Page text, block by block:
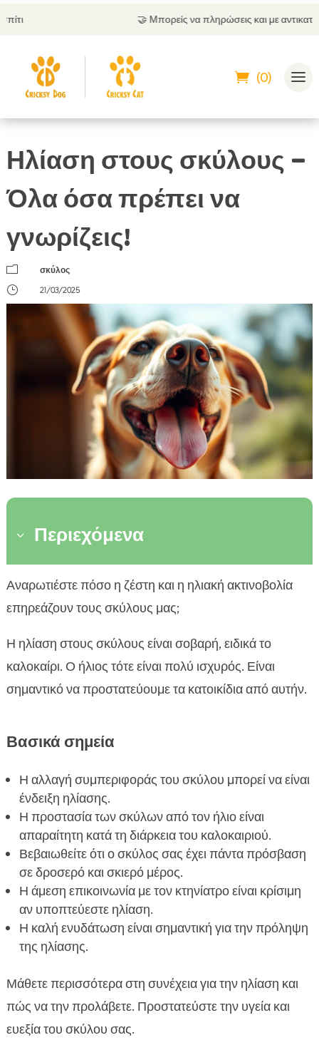
Μπορείς να πληρώσεις και με αντικαταβολή
(0)
Ηλίαση στους σκύλους –
Όλα όσα πρέπει να
γνωρίζεις!
m
σκύλος
}
21/03/2025
3 Περιεχόμενα
 Τι είναι η ηλίαση στους σκύλους
 Αίτια της ηλίασης στους σκύλους
Τι να κάνετε αν ο σκύλος σας πάθει ηλίαση
 Πώς να προστατέψετε το σκύλο σας από τον
ήλιο
Καλές συνήθεις κατά τις ζεστές περιόδους
τον κτηνίατρο
 Επιπτώσεις της ηλιακής ακτινοβολίας στους
σκύλους
 Υποψία ηλίασης σε σκύλο: Συμπτώματα και
ενδείξεις
Διατροφή και προστασία από ηλίαση
CricksyDog προϊόντα για την ευεξία των
σκύλων
 Επιλογή και χρήση αντηλιακών για σκύλους
ήλιο
 FAQ
Αναρωτιέστε πόσο η ζέστη και η ηλιακή ακτινοβολία
επηρεάζουν τους σκύλους μας;
Η ηλίαση στους σκύλους είναι σοβαρή, ειδικά το
καλοκαίρι. Ο ήλιος τότε είναι πολύ ισχυρός. Είναι
σημαντικό να προστατεύουμε τα κατοικίδια από αυτήν.
Βασικά σημεία
Η αλλαγή συμπεριφοράς του σκύλου μπορεί να είναι
ένδειξη ηλίασης.
Η προστασία των σκύλων από τον ήλιο είναι
απαραίτητη κατά τη διάρκεια του καλοκαιριού.
Βεβαιωθείτε ότι ο σκύλος σας έχει πάντα πρόσβαση
σε δροσερό και σκιερό μέρος.
Η άμεση επικοινωνία με τον κτηνίατρο είναι κρίσιμη
αν υποπτεύεστε ηλίαση.
Η καλή ενυδάτωση είναι σημαντική για την πρόληψη
της ηλίασης.
Μάθετε περισσότερα στη συνέχεια για την ηλίαση και
πώς να την προλάβετε. Προστατεύστε την υγεία και
ευεξία του σκύλου σας.